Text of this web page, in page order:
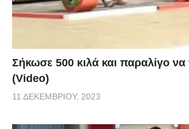
Σήκωσε 500 κιλά και παραλίγο να
(Video)
11 ΔΕΚΕΜΒΡΊΟΥ, 2023